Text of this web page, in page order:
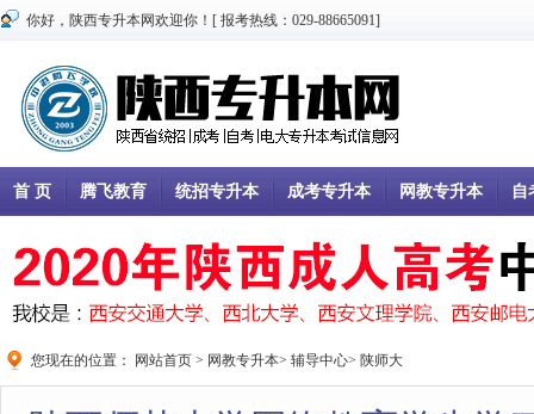
你好，陕西专升本网欢迎你！[ 报考热线：029-88665091]
首 页 腾飞教育 统招专升本 成考专升本 网教专升本 自
您现在的位置： 网站首页 > 网教专升本> 辅导中心> 陕师大